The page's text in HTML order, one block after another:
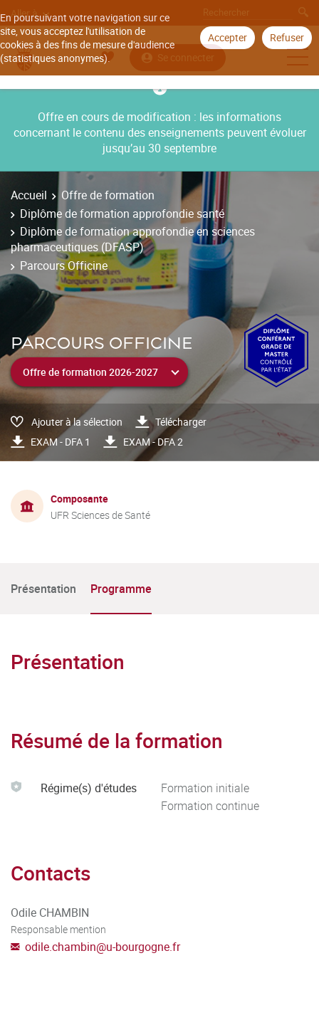
En poursuivant votre navigation sur ce
site, vous acceptez l'utilisation de
cookies à des fins de mesure d'audience
(statistiques anonymes).
Accepter Refuser
Aller à
Se connecter
Offre en cours de modification : les informations
concernant le contenu des enseignements peuvent évoluer
jusqu’au 30 septembre
Accueil
Offre de formation
Diplôme de formation approfondie santé
Diplôme de formation approfondie en sciences
pharmaceutiques (DFASP)
Parcours Officine
PARCOURS OFFICINE
Ajouter à la sélection
Télécharger
EXAM - DFA 1
EXAM - DFA 2
Composante
UFR Sciences de Santé
Présentation Programme
Présentation
Résumé de la formation
Régime(s) d'études
Formation initiale
Formation continue
Contacts
Odile CHAMBIN
Responsable mention
odile.chambin@u-bourgogne.fr